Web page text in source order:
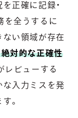
正確に記録・
を全うするに
ない領域が存在
対的な正確性
レビューする
な入力ミスを発
。